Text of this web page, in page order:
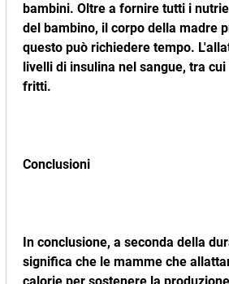
bambini. Oltre a fornire tutti i
del bambino, il corpo della madre
questo può richiedere tempo.
livelli di insulina nel sangue, tra
fritti.
Conclusioni
In conclusione, a seconda della
significa che le mamme che